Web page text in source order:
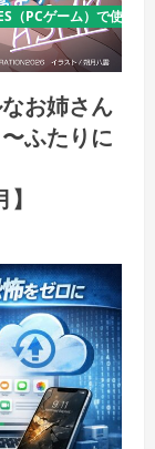
（PCゲーム）で使え
お姉さん
ふたりに